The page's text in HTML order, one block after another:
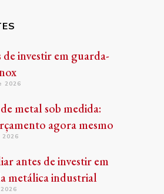
de investir em guarda-
2026
metal sob medida:
agora mesmo
antes de investir em
metálica industrial